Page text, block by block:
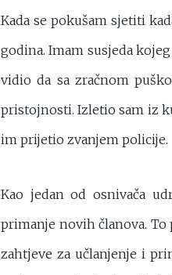
Kada se pokušam sjetiti
godina. Imam susjeda
vidio da sa zračnom
pristojnosti. Izletio sam iz
im prijetio zvanjem policije.
Kao jedan od osnivača
primanje novih članova.
zahtjeve za učlanjenje i